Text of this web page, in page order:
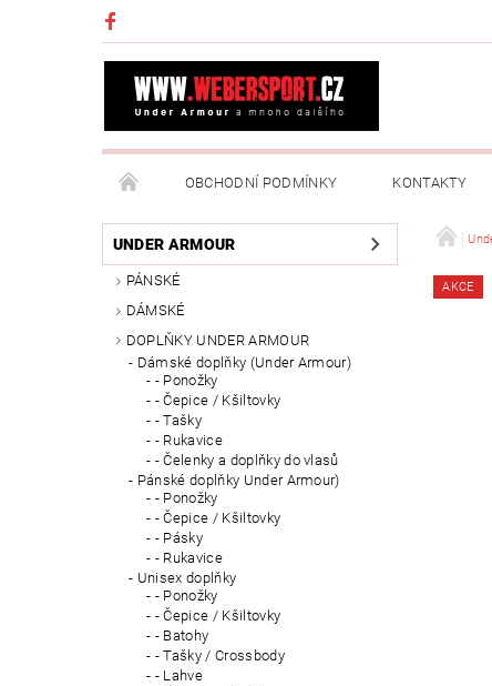
OBCHODNÍ PODMÍNKY KONTAKTY
NAPIŠTE NÁM MOJE OBJEDNÁVKA
UNDER ARMOUR
PÁNSKÉ
DÁMSKÉ
DOPLŇKY UNDER ARMOUR
Dámské doplňky (Under Armour)
- Ponožky
- Čepice / Kšiltovky
- Tašky
- Rukavice
- Čelenky a doplňky do vlasů
Pánské doplňky Under Armour)
- Ponožky
- Čepice / Kšiltovky
- Pásky
- Rukavice
Unisex doplňky
- Ponožky
- Čepice / Kšiltovky
- Batohy
- Tašky / Crossbody
- Lahve
AKCE